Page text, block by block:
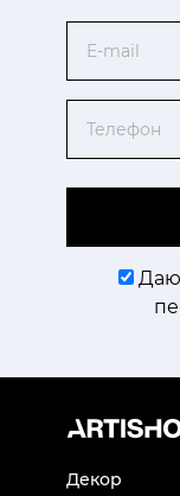
Даю
Декор